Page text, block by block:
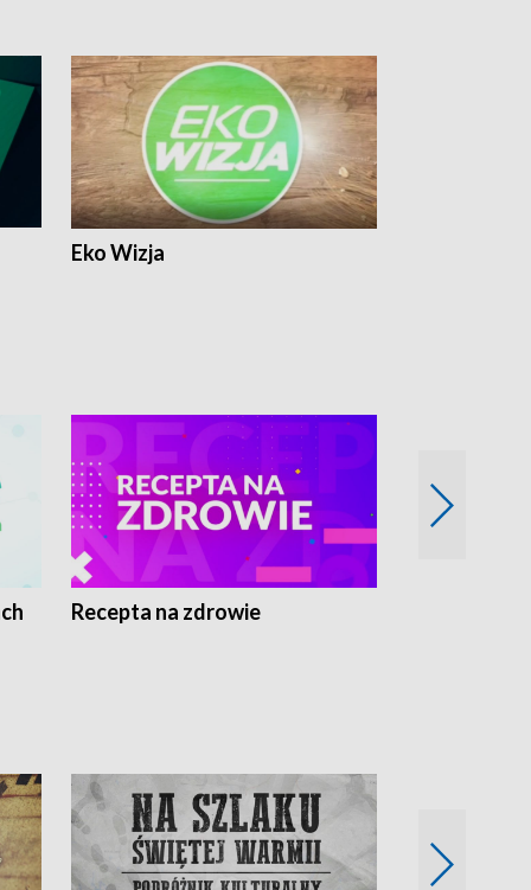
Eko Wizja
Recepta na zdrowie